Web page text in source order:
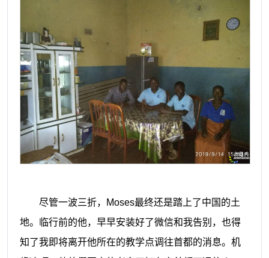
尽管一波三折，
Moses最终还是踏上了中国的土
地。临行前的他，早早安装好了微信和我告别，也得
知了我即将离开他所在的教学点调往首都的消息。机